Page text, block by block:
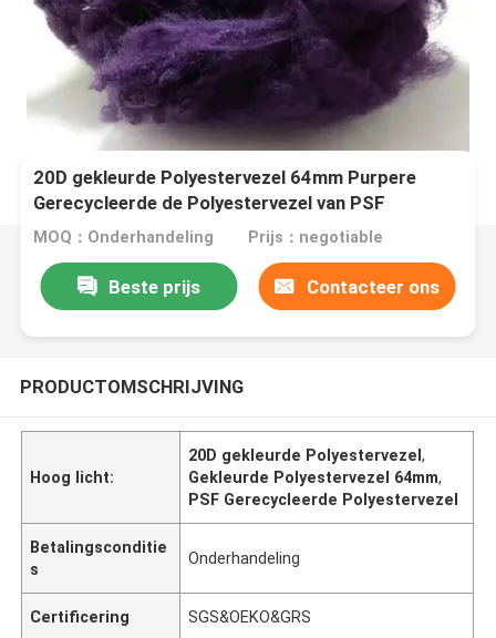
20D gekleurde Polyestervezel 64mm Purpere
Gerecycleerde de Polyestervezel van PSF
MOQ：Onderhandeling Prijs：negotiable
Beste prijs Contacteer ons
PRODUCTOMSCHRIJVING
Hoog licht:
20D gekleurde Polyestervezel,
Gekleurde Polyestervezel 64mm,
PSF Gerecycleerde Polyestervezel
Betalingsconditie
s
Onderhandeling
Certificering SGS&OEKO&GRS